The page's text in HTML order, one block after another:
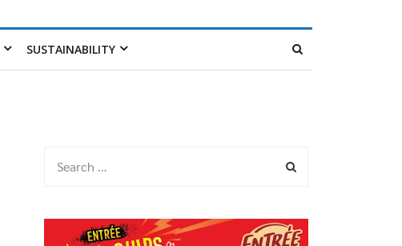
SUSTAINABILITY